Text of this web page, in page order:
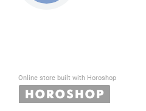
Online store built with Horoshop